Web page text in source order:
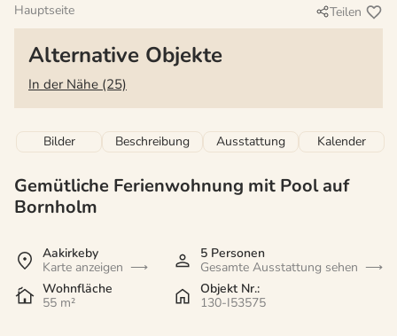
Hauptseite Teilen
Alternative Objekte
In der Nähe (25)
Bilder Beschreibung Ausstattung Kalender
Gemütliche Ferienwohnung mit Pool auf
Bornholm
Aakirkeby
Karte anzeigen
5 Personen
Gesamte Ausstattung sehen
Wohnfläche
55 m²
Objekt Nr.:
130-I53575